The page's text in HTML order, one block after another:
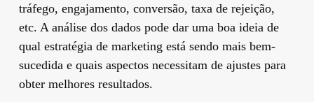
tráfego, engajamento, conversão, taxa de rejeição,
etc. A análise dos dados pode dar uma boa ideia de
qual estratégia de marketing está sendo mais bem-
sucedida e quais aspectos necessitam de ajustes para
obter melhores resultados.